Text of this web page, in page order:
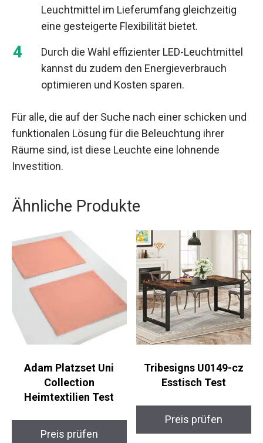
Leuchtmittel im Lieferumfang gleichzeitig
eine gesteigerte Flexibilität bietet.
Durch die Wahl effizienter LED-Leuchtmittel
kannst du zudem den Energieverbrauch
optimieren und Kosten sparen.
Für alle, die auf der Suche nach einer schicken und
funktionalen Lösung für die Beleuchtung ihrer
Räume sind, ist diese Leuchte eine lohnende
Investition.
Ähnliche Produkte
Adam Platzset Uni
Collection
Heimtextilien Test
Preis prüfen
Tribesigns U0149-cz
Esstisch Test
Preis prüfen